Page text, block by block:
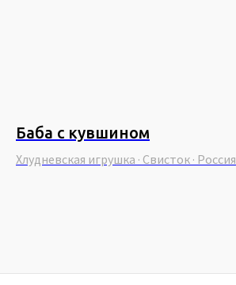
Баба с кувшином
Хлудневская игрушка · Свисток · Россия